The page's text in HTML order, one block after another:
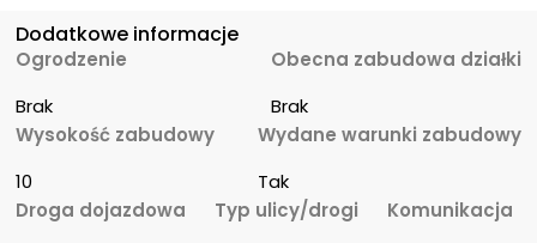
Dodatkowe informacje
Ogrodzenie
Brak
Obecna zabudowa działki
Brak
Wysokość zabudowy
10
Wydane warunki zabudowy
Tak
Droga dojazdowa
Typ ulicy/drogi
Komunikacja